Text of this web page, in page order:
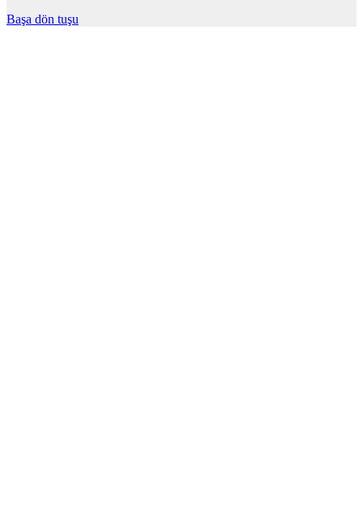
Başa dön tuşu